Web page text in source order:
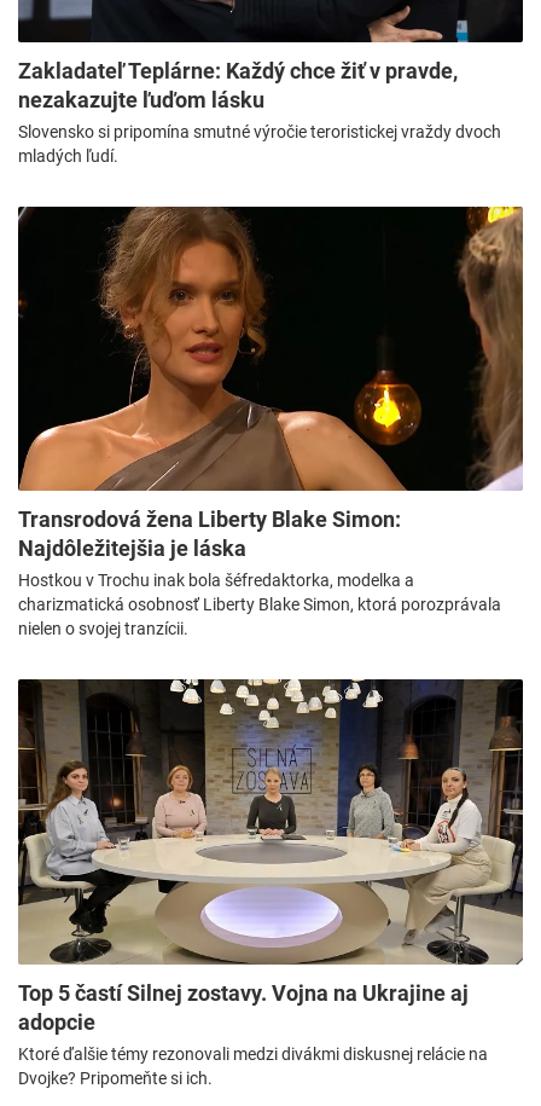
Zakladateľ Teplárne: Každý chce žiť v pravde,
nezakazujte ľuďom lásku
Slovensko si pripomína smutné výročie teroristickej vraždy dvoch
mladých ľudí.
Transrodová žena Liberty Blake Simon:
Najdôležitejšia je láska
Hostkou v Trochu inak bola šéfredaktorka, modelka a
charizmatická osobnosť Liberty Blake Simon, ktorá porozprávala
nielen o svojej tranzícii.
Top 5 častí Silnej zostavy. Vojna na Ukrajine aj
adopcie
Ktoré ďalšie témy rezonovali medzi divákmi diskusnej relácie na
Dvojke? Pripomeňte si ich.